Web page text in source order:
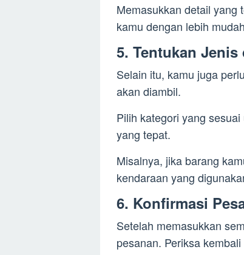
Memasukkan detail yang
kamu dengan lebih
5. Tentukan
Selain itu, kamu juga
akan diambil.
Pilih kategori yang
yang tepat.
Misalnya, jika barang
kendaraan yang
6. Konfirmasi
Setelah memasukkan
pesanan. Periksa